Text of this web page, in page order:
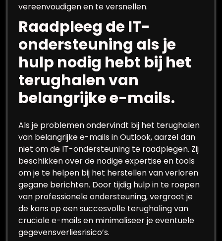
vereenvoudigen en te versnellen.
Raadpleeg de IT-
ondersteuning als je
hulp nodig hebt bij het
terughalen van
belangrijke e-mails.
Als je problemen ondervindt bij het terughalen
van belangrijke e-mails in Outlook, aarzel dan
niet om de IT-ondersteuning te raadplegen. Zij
beschikken over de nodige expertise en tools
om je te helpen bij het herstellen van verloren
gegane berichten. Door tijdig hulp in te roepen
van professionele ondersteuning, vergroot je
de kans op een succesvolle terughaling van
cruciale e-mails en minimaliseer je eventuele
gegevensverliesrisico’s.